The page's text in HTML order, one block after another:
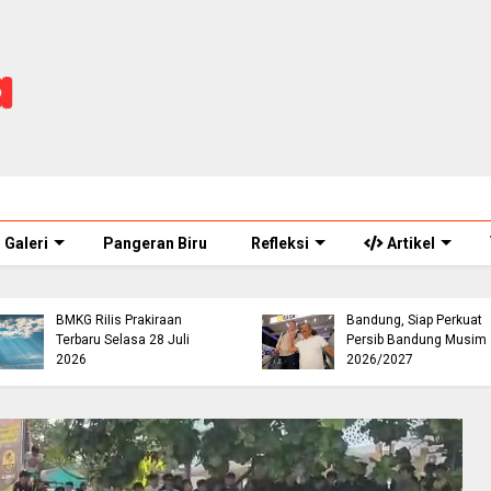
Galeri Pangeran Biru Refleksi Artikel
Masuk Curug Cikondang
Kini Rp100 Ribu? Ini
Penjelasan Pengelola
Jonggol Cianjur, Telepon
110 Berujung Tawaran
Kerja dari Polres